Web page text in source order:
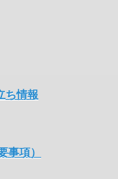
ち情報
事項）